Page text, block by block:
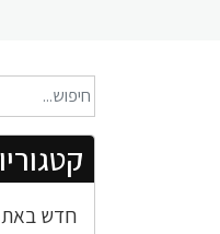
טקסט חופשי...
חדש